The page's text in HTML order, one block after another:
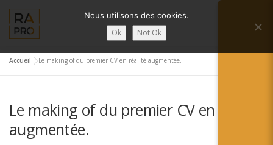
contenu
Menu
SERVICES RA’PRO ACTUALITÉ DE LA RA
Accueil »Le making of du premier CV en réalité augmentée.
Le making of du premier CV en réalité
augmentée.
Nous utilisons des cookies.
Ok Not Ok